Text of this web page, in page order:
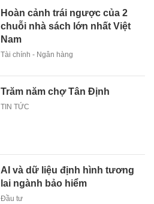
Hoàn cảnh trái ngược của 2
chuỗi nhà sách lớn nhất Việt
Nam
Tài chính - Ngân hàng
Trăm năm chợ Tân Định
TIN TỨC
AI và dữ liệu định hình tương
lai ngành bảo hiểm
Đầu tư